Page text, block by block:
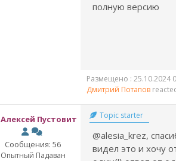
полную версию
Размещено : 25.10.2024
Дмитрий Потапов
Алексей Пустовит
Сообщения: 56
Опытный Падаван
Topic starter
@alesia_krez,
видел это и хочу